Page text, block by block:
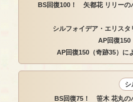
BS回復100！ 矢都花 リリーの
シルフォイデア・エリスタ
AP回復150
AP回復150（奇跡35）に
シ
BS回復75！ 笹木 花丸の